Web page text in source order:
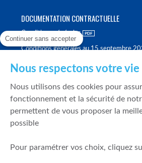
DOCUMENTATION CONTRACTUELLE
Conditions générales
Conditions générales au 15 septembre
Politique de meilleure sélection
Politique de durabilité
Fonds de garantie des dépôts et de
Continuer sans accepter
Nous respectons votre
Nous utilisons des cookies pour
fonctionnement et la sécurité de
permettent de vous proposer la
possible
Pour paramétrer vos choix, cliquez